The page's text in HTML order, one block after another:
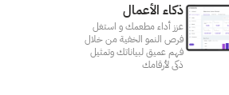
ذكاء الأعمال
عزز أداء مطعمك و استغل
فرص النمو الخفية من خلال
فهم عميق لبياناتك وتمثيل
ذكى لأرقامك